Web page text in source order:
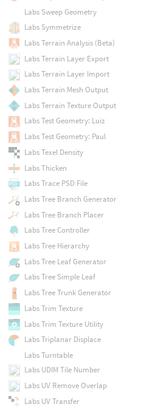
Labs Sweep Geometry
Labs Symmetrize
Labs Terrain Analysis (Beta)
Labs Terrain Layer Export
Labs Terrain Layer Import
Labs Terrain Mesh Output
Labs Terrain Texture Output
Labs Test Geometry: Luiz
Labs Test Geometry: Paul
Labs Texel Density
Labs Thicken
Labs Trace PSD File
Labs Tree Branch Generator
Labs Tree Branch Placer
Labs Tree Controller
Labs Tree Hierarchy
Labs Tree Leaf Generator
Labs Tree Simple Leaf
Labs Tree Trunk Generator
Labs Trim Texture
Labs Trim Texture Utility
Labs Triplanar Displace
Labs Turntable
Labs UDIM Tile Number
Labs UV Remove Overlap
Labs UV Transfer